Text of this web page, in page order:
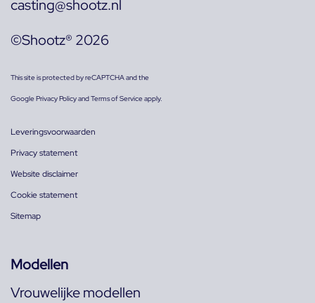
casting@shootz.nl
©Shootz® 2026
This site is protected by reCAPTCHA and the
GooglePrivacy PolicyandTerms of Serviceapply.
Leveringsvoorwaarden
Privacy statement
Website disclaimer
Cookie statement
Sitemap
Modellen
Vrouwelijke modellen